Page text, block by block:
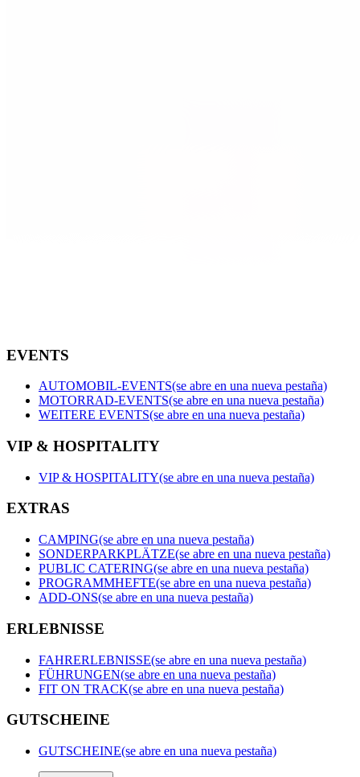
EVENTS
AUTOMOBIL-EVENTS(se abre en una nueva pestaña)
MOTORRAD-EVENTS(se abre en una nueva pestaña)
WEITERE EVENTS(se abre en una nueva pestaña)
VIP & HOSPITALITY
VIP & HOSPITALITY(se abre en una nueva pestaña)
EXTRAS
CAMPING(se abre en una nueva pestaña)
SONDERPARKPLÄTZE(se abre en una nueva pestaña)
PUBLIC CATERING(se abre en una nueva pestaña)
PROGRAMMHEFTE(se abre en una nueva pestaña)
ADD-ONS(se abre en una nueva pestaña)
ERLEBNISSE
FAHRERLEBNISSE(se abre en una nueva pestaña)
FÜHRUNGEN(se abre en una nueva pestaña)
FIT ON TRACK(se abre en una nueva pestaña)
GUTSCHEINE
GUTSCHEINE(se abre en una nueva pestaña)